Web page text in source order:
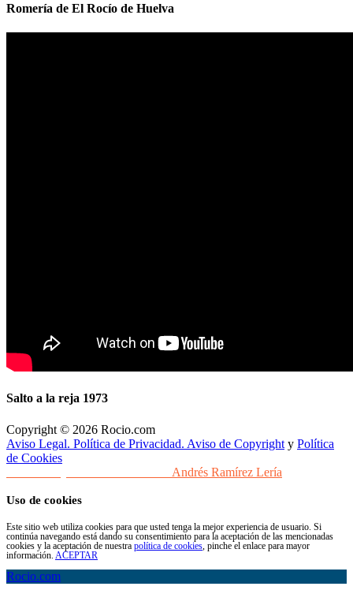
Romería de El Rocío de Huelva
Salto a la reja 1973
Copyright © 2026 Rocio.com
Aviso Legal. Política de Privacidad. Aviso de Copyright y Política
de Cookies
Andrés Ramírez Lería
Uso de cookies
Este sitio web utiliza cookies para que usted tenga la mejor experiencia de usuario. Si
continúa navegando está dando su consentimiento para la aceptación de las mencionadas
cookies y la aceptación de nuestra política de cookies, pinche el enlace para mayor
información. ACEPTAR
Rocio.com